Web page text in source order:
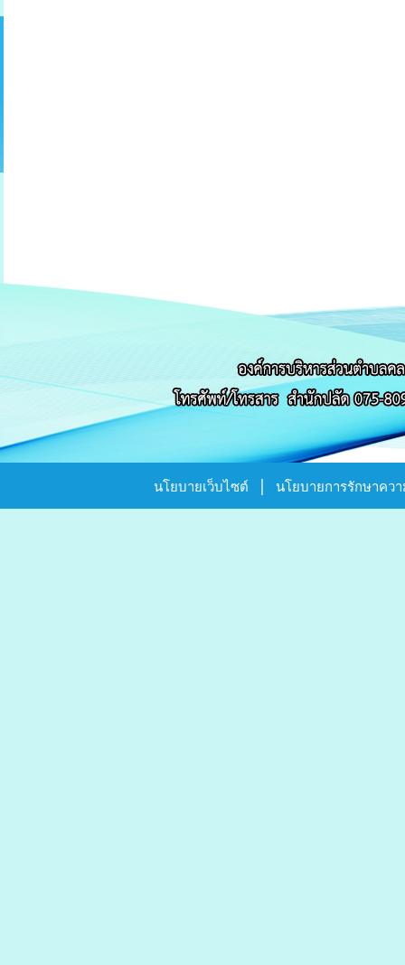
นโยบายเว็บไซต์ | นโยบายการรักษาคว